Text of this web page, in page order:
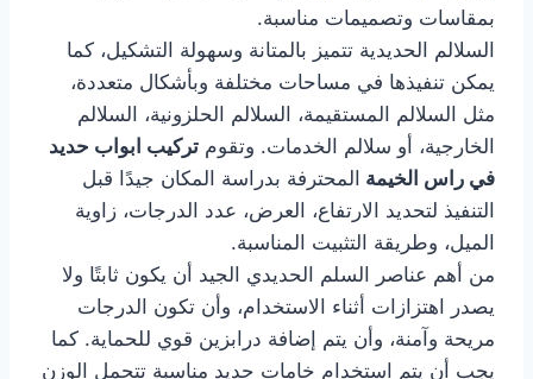
بمقاسات وتصميمات مناسبة.
السلالم الحديدية تتميز بالمتانة وسهولة التشكيل، كما
يمكن تنفيذها في مساحات مختلفة وبأشكال متعددة،
مثل السلالم المستقيمة، السلالم الحلزونية، السلالم
الخارجية، أو سلالم الخدمات. وتقوم تركيب ابواب حديد
في راس الخيمة المحترفة بدراسة المكان جيدًا قبل
التنفيذ لتحديد الارتفاع، العرض، عدد الدرجات، زاوية
الميل، وطريقة التثبيت المناسبة.
من أهم عناصر السلم الحديدي الجيد أن يكون ثابتًا ولا
يصدر اهتزازات أثناء الاستخدام، وأن تكون الدرجات
مريحة وآمنة، وأن يتم إضافة درابزين قوي للحماية. كما
يجب أن يتم استخدام خامات حديد مناسبة تتحمل الوزن